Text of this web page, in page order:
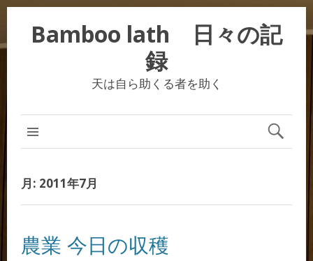
Bamboo lath 日々の記
録
天は自ら助くる者を助く
月: 2011年7月
農業 今日の収穫